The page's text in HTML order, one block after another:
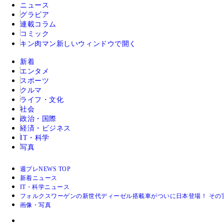
ニュース
グラビア
連載コラム
コミック
キン肉マン 新しいウィンドウで開く
新着
エンタメ
スポーツ
クルマ
ライフ・文化
社会
政治・国際
経済・ビジネス
IT・科学
写真
週プレNEWS TOP
新着ニュース
IT・科学ニュース
フォルクスワーゲンの新世代ディーゼル搭載車がついに日本登場！ その
画像・写真